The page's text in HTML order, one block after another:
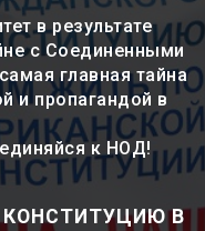
в результате
с Соединенными
главная тайна
и пропагандой в
к НОД!
В